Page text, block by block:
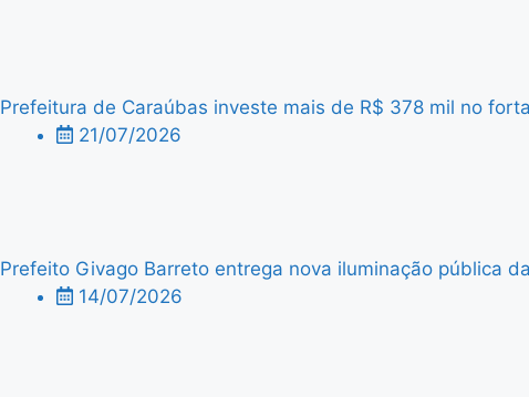
Prefeitura de Caraúbas investe mais de R$ 378 mil no
21/07/2026
Prefeito Givago Barreto entrega nova iluminação pública
14/07/2026